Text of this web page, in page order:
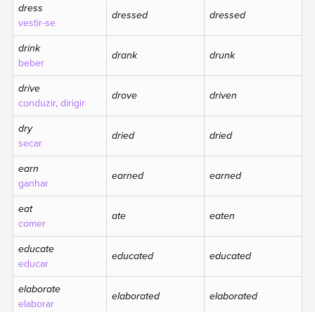
dress
vestir-se dressed dressed
drink
beber drank drunk
drive
conduzir, dirigir drove driven
dry
secar dried dried
earn
ganhar earned earned
eat
comer ate eaten
educate
educar educated educated
elaborate
elaborar elaborated elaborated